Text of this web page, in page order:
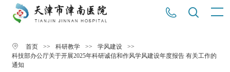
首页 >> 科研教学 >> 学风建设
>>
科技部办公厅关于开展2025年科研诚信和作风学风建设年度报告 有关工作的
通知